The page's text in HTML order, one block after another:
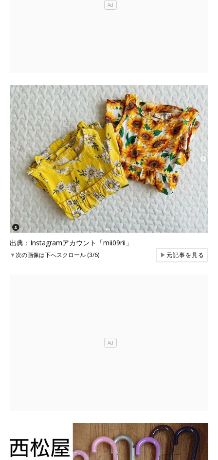
出典：Instagramアカウント「mii09rii」
▼次の画像は下へスクロール (3/6) ▶元記事を見る